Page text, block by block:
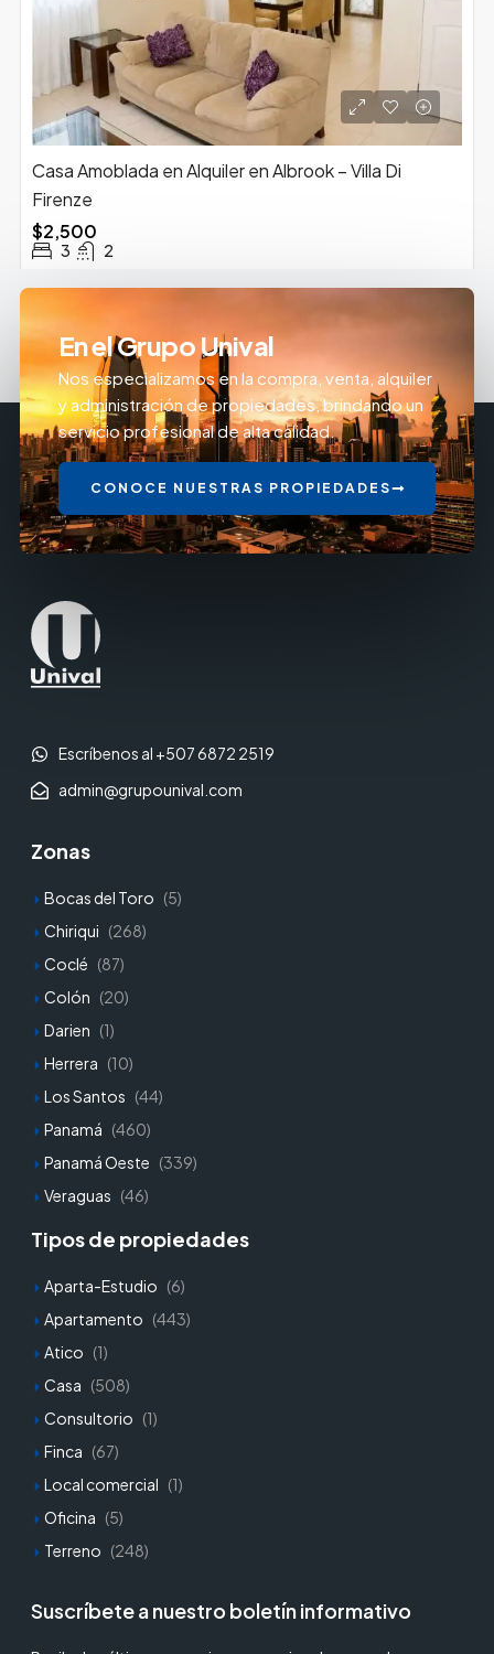
Casa Amoblada en Alquiler en Albrook – Villa Di
Firenze
$2,500
3 2
En el Grupo Unival
Nos especializamos en la compra, venta, alquiler
y administración de propiedades, brindando un
servicio profesional de alta calidad.
CONOCE NUESTRAS PROPIEDADES
Escríbenos al +507 6872 2519
admin@grupounival.com
Zonas
Bocas del Toro (5)
Chiriqui (268)
Coclé (87)
Colón (20)
Darien (1)
Herrera (10)
Los Santos (44)
Panamá (460)
Panamá Oeste (339)
Veraguas (46)
Tipos de propiedades
Aparta-Estudio (6)
Apartamento (443)
Atico (1)
Casa (508)
Consultorio (1)
Finca (67)
Local comercial (1)
Oficina (5)
Terreno (248)
Suscríbete a nuestro boletín informativo